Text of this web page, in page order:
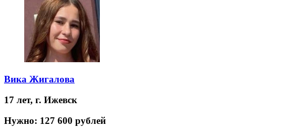
Вика Жигалова
17 лет, г. Ижевск
Нужно: 127 600 рублей